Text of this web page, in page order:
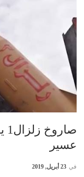
عسير
في 23 أبريل, 2019